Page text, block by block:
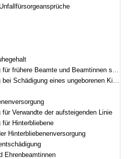
Beamtinnen sowie frühere Ruhestandsbeamte und Ruhestandsbeamtinnen
Schädigung eines ungeborenen Kindes
Verwandte der aufsteigenden Linie
Hinterbliebene
Hinterbliebenenversorgung
Ehrenbeamtinnen